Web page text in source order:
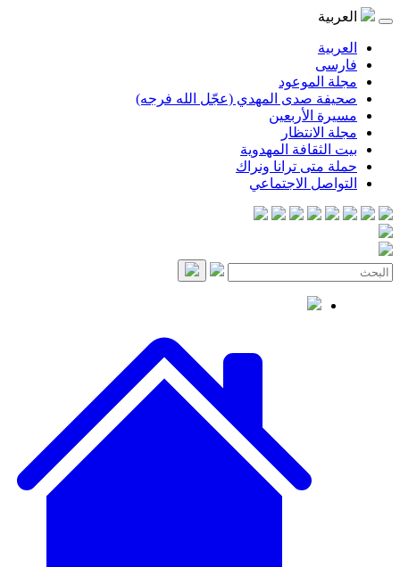
المهدي (عجّل الله فرجه)
المهدوية
ترانا ونراك
الاجتماعي